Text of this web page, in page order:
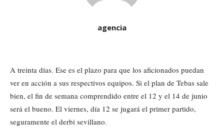
agencia
A treinta días. Ese es el plazo para que los aficionados puedan
ver en acción a sus respectivos equipos. Si el plan de Tebas sale
bien, el fin de semana comprendido entre el 12 y el 14 de junio
será el bueno. El viernes, día 12 se jugará el primer partido,
seguramente el derbi sevillano.